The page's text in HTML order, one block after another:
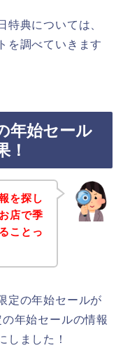
特典については、
を調べていきます
年始セール
！
を探し
店で季
ことっ
定の年始セールが
年始セールの情報
しました！